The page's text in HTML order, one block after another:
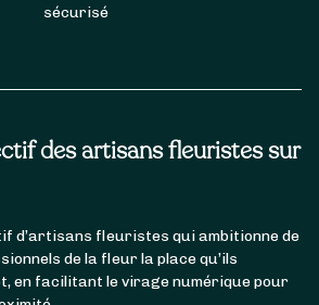
des artisans fleuristes sur
d’artisans fleuristes qui ambitionne de
de la fleur la place qu’ils
en facilitant le virage numérique pour
sécurisé